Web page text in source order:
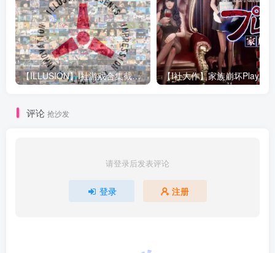
【ILLUSION】I社游戏合集截至2025 无修正汉化硬盘纯净版手慢无[微云/OD]
评论 抢沙发
请登录后发表评论
登录 注册